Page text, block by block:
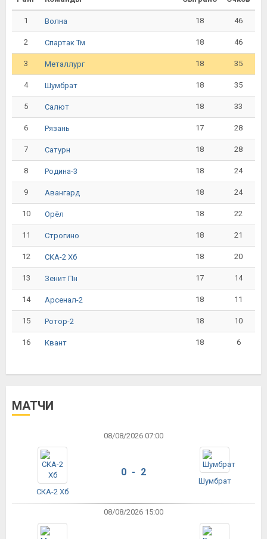
1 Волна 18 46
2 Спартак Тм 18 46
3 Металлург 18 35
4 Шумбрат 18 35
5 Салют 18 33
6 Рязань 17 28
7 Сатурн 18 28
8 Родина-3 18 24
9 Авангард 18 24
10 Орёл 18 22
11 Строгино 18 21
12 СКА-2 Хб 18 20
13 Зенит Пн 17 14
14 Арсенал-2 18 11
15 Ротор-2 18 10
16 Квант 18 6
МАТЧИ
08/08/2026 07:00
СКА-2 Хб
0 - 2
Шумбрат
08/08/2026 15:00